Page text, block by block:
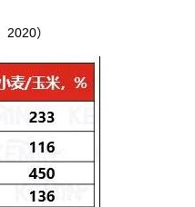
）